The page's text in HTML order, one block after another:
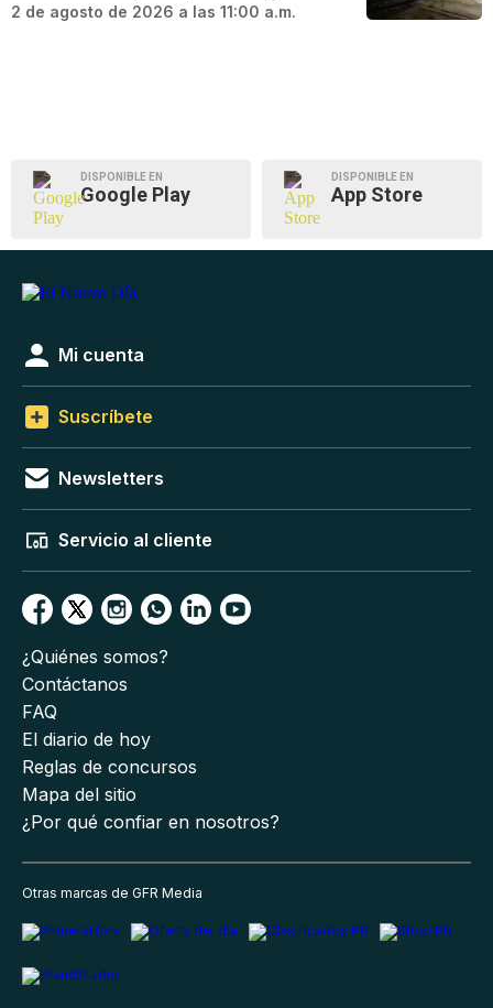
2 de agosto de 2026 a las 11:00 a.m.
DISPONIBLE EN
Google Play
DISPONIBLE EN
App Store
Mi cuenta
Suscríbete
Newsletters
Servicio al cliente
¿Quiénes somos?
Contáctanos
FAQ
El diario de hoy
Reglas de concursos
Mapa del sitio
¿Por qué confiar en nosotros?
Otras marcas de GFR Media